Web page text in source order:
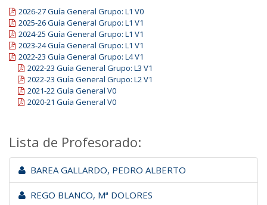
2026-27 Guía General Grupo: L1 V0
2025-26 Guía General Grupo: L1 V1
2024-25 Guía General Grupo: L1 V1
2023-24 Guía General Grupo: L1 V1
2022-23 Guía General Grupo: L4 V1
2022-23 Guía General Grupo: L3 V1
2022-23 Guía General Grupo: L2 V1
2021-22 Guía General V0
2020-21 Guía General V0
Lista de Profesorado:
BAREA GALLARDO, PEDRO ALBERTO
REGO BLANCO, Mª DOLORES